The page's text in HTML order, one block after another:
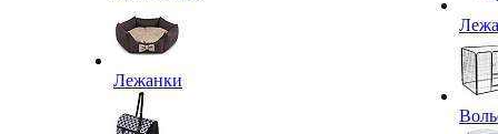
Лежанки